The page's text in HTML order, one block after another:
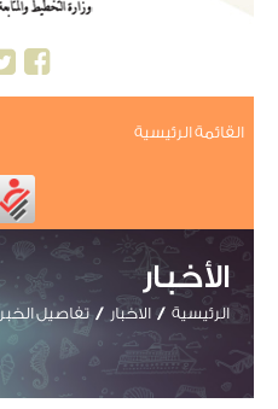
القائمة الرئيسية
الأخبار
الرئيسية الاخبار تفاصيل الخبر